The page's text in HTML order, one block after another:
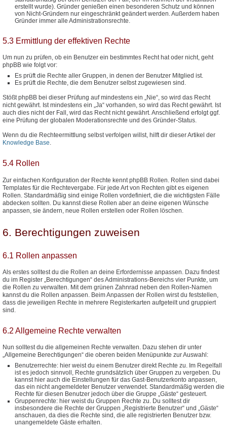
erstellt wurde). Gründer genießen einen besonderen Schutz und können
von Nicht-Gründern nur eingeschränkt geändert werden. Außerdem haben
Gründer immer alle Administrationsrechte.
5.3 Ermittlung der effektiven Rechte
Um nun zu prüfen, ob ein Benutzer ein bestimmtes Recht hat oder nicht, geht
phpBB wie folgt vor:
Es prüft die Rechte aller Gruppen, in denen der Benutzer Mitglied ist.
Es prüft die Rechte, die dem Benutzer selbst zugewiesen sind.
Stößt phpBB bei dieser Prüfung auf mindestens ein „Nie“, so wird das Recht
nicht gewährt. Ist mindestens ein „Ja“ vorhanden, so wird das Recht gewährt. Ist
auch dies nicht der Fall, wird das Recht nicht gewährt. Anschließend erfolgt ggf.
eine Prüfung der globalen Moderationsrechte und des Gründer-Status.
Wenn du die Rechteermittlung selbst verfolgen willst, hilft dir dieser Artikel der
Knowledge Base.
5.4 Rollen
Zur einfachen Konfiguration der Rechte kennt phpBB Rollen. Rollen sind dabei
Templates für die Rechtevergabe. Für jede Art von Rechten gibt es eigenen
Rollen. Standardmäßig sind einige Rollen vordefiniert, die die wichtigsten Fälle
abdecken sollten. Du kannst diese Rollen aber an deine eigenen Wünsche
anpassen, sie ändern, neue Rollen erstellen oder Rollen löschen.
6. Berechtigungen zuweisen
6.1 Rollen anpassen
Als erstes solltest du die Rollen an deine Erfordernisse anpassen. Dazu findest
du im Register „Berechtigungen“ des Administrations-Bereichs vier Punkte, um
die Rollen zu verwalten. Mit dem grünen Zahnrad neben den Rollen-Namen
kannst du die Rollen anpassen. Beim Anpassen der Rollen wirst du feststellen,
dass die jeweiligen Rechte in mehrere Registerkarten aufgeteilt und gruppiert
sind.
6.2 Allgemeine Rechte verwalten
Nun solltest du die allgemeinen Rechte verwalten. Dazu stehen dir unter
„Allgemeine Berechtigungen“ die oberen beiden Menüpunkte zur Auswahl:
Benutzerrechte: hier weist du einem Benutzer direkt Rechte zu. Im Regelfall
ist es jedoch sinnvoll, Rechte grundsätzlich über Gruppen zu vergeben. Du
kannst hier auch die Einstellungen für das Gast-Benutzerkonto anpassen,
das ein nicht angemeldeter Benutzer verwendet. Standardmäßig werden die
Rechte für diesen Benutzer jedoch über die Gruppe „Gäste“ gesteuert.
Gruppenrechte: hier weist du Gruppen Rechte zu. Du solltest dir
insbesondere die Rechte der Gruppen „Registrierte Benutzer“ und „Gäste“
anschauen, da dies die Rechte sind, die alle registrierten Benutzer bzw.
unangemeldete Gäste erhalten.